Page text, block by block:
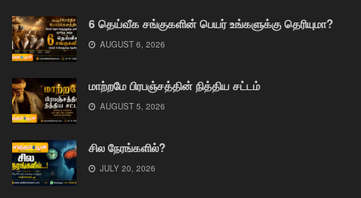
6 தெய்வீக சங்குகளின் பெயர் உங்களுக்கு தெரியுமா?
AUGUST 6, 2026
மாற்றமே பிரபஞ்சத்தின் நித்திய சட்டம்
AUGUST 5, 2026
சில நேரங்களில்?
JULY 20, 2026